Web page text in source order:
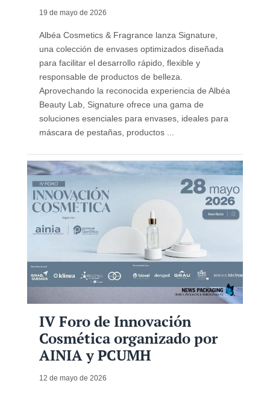
19 de mayo de 2026
Albéa Cosmetics & Fragrance lanza Signature,
una colección de envases optimizados diseñada
para facilitar el desarrollo rápido, flexible y
responsable de productos de belleza.
Aprovechando la reconocida experiencia de Albéa
Beauty Lab, Signature ofrece una gama de
soluciones esenciales para envases, ideales para
máscara de pestañas, productos ...
IV Foro de Innovación
Cosmética organizado por
AINIA y PCUMH
12 de mayo de 2026